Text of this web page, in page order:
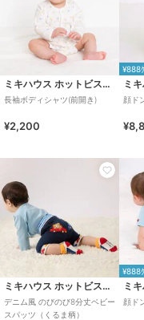
ミキハウス ホットビスケッツ
長袖ボディシャツ(前開き)
¥2,200
¥888
顔ド
ミキハウス ホットビスケッツ
デニム風 のびのび8分丈ベビー
スパッツ（くるま柄）
¥888
顔ド